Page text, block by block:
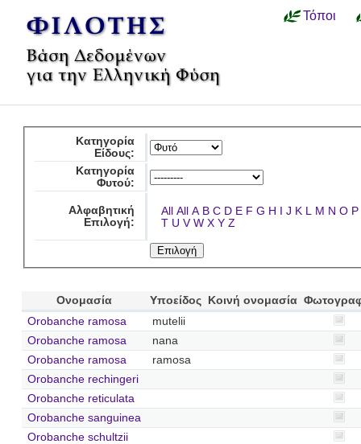
Τόποι
Κατηγορία
Είδους:
Κατηγορία
Φυτού:
Αλφαβητική
Επιλογή:
All All A B C D E F G H I J K L M N O P
T U V W X Y Z
Ονομασία Υποείδος Κοινή ονομασία
Orobanche ramosa
mutelii
Orobanche ramosa
nana
Orobanche ramosa
ramosa
Orobanche rechingeri
Orobanche reticulata
Orobanche sanguinea
Orobanche schultzii